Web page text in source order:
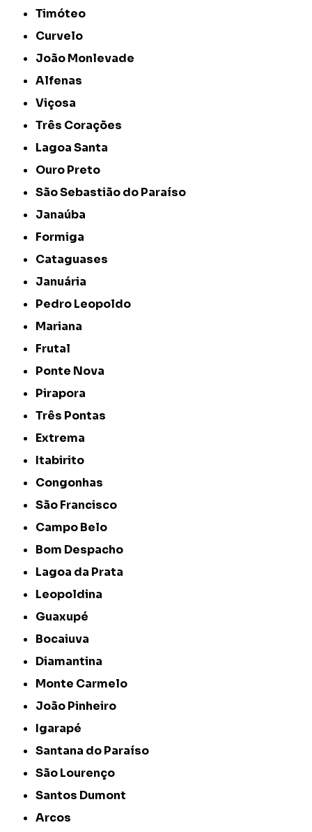
Timóteo
Curvelo
João Monlevade
Alfenas
Viçosa
Três Corações
Lagoa Santa
Ouro Preto
São Sebastião do Paraíso
Janaúba
Formiga
Cataguases
Januária
Pedro Leopoldo
Mariana
Frutal
Ponte Nova
Pirapora
Três Pontas
Extrema
Itabirito
Congonhas
São Francisco
Campo Belo
Bom Despacho
Lagoa da Prata
Leopoldina
Guaxupé
Bocaiuva
Diamantina
Monte Carmelo
João Pinheiro
Igarapé
Santana do Paraíso
São Lourenço
Santos Dumont
Arcos